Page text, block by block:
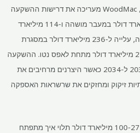
כדי לעמוד בביקוש החזוי, WoodMac מעריכה את דרישות ההשקעה
הכוללות של כ-104 מיליארד דולר במעבר מושהה ו-114 מיליארד
דולר במקרה הבסיסי שלה, עלייה ל-236 מיליארד דולר במסגרת
התחייבויות המדינה ו-276 מיליארד דולר מתחת לאפס נטו. ההשקעה
צפויה להגיע לשיא בין 2030 ל-2034 כאשר היצרנים מרחיבים את
זיקוק ומחזקים את שרשראות האספקה
"זהו סיפור השקעה של 100-275 מיליארד דולר תלוי איך מתפתח